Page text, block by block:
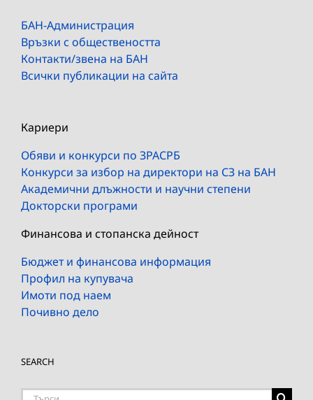
БАН-Администрация
Връзки с обществеността
Контакти/звена на БАН
Всички публикации на сайта
Кариери
Обяви и конкурси по ЗРАСРБ
Конкурси за избор на директори на СЗ на БАН
Академични длъжности и научни степени
Докторски програми
Финансова и стопанска дейност
Бюджет и финансова информация
Профил на купувача
Имоти под наем
Почивно дело
SEARCH
Търсене